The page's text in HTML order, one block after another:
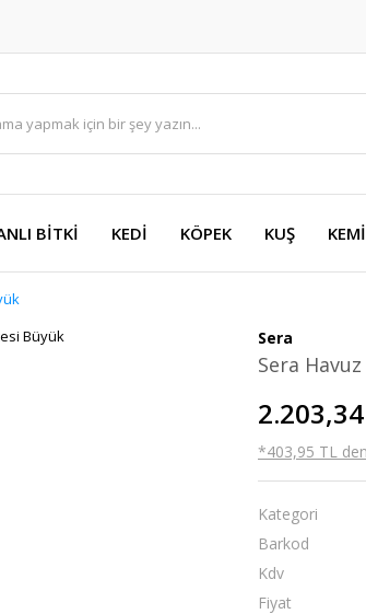
BİTKİ KEDİ KÖPEK KUŞ
Sera
Sera
*403,95 TL
Kategori
Barkod
Kdv
Fiyat